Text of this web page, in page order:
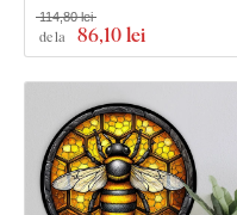
de la 86,10 lei
114,80 lei